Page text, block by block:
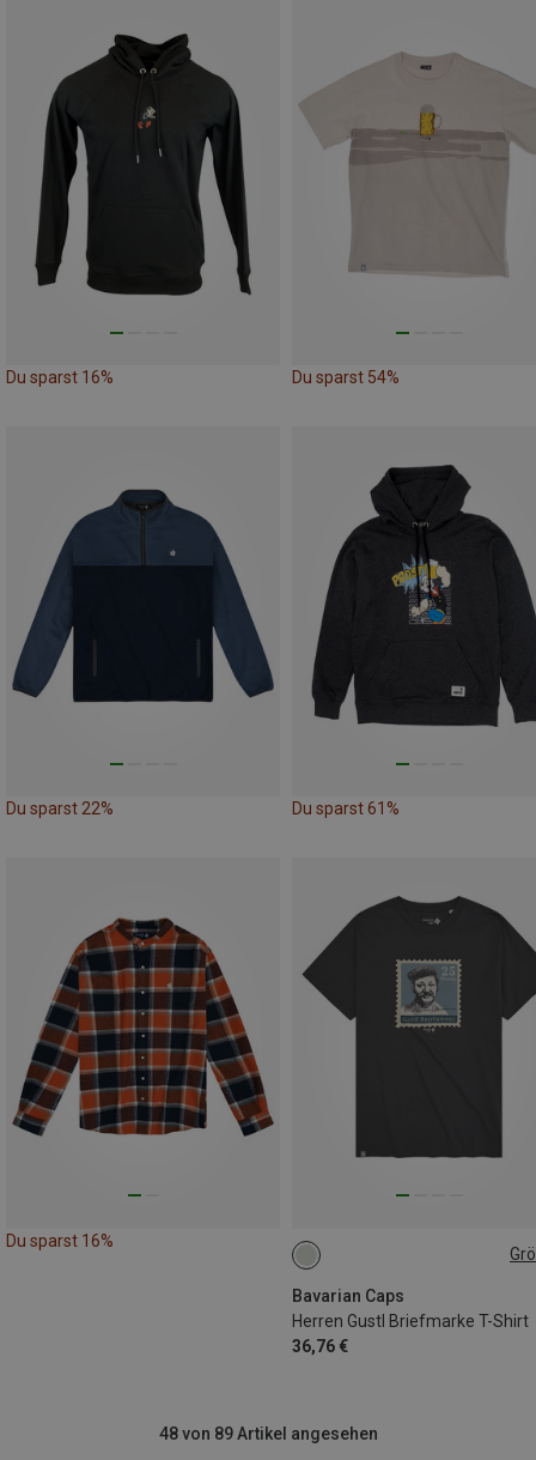
Du sparst 16% Du sparst 54%
Du sparst 22% Du sparst 61%
Du sparst 16%
Bavarian Caps
Herren Gustl Briefmarke T-Shirt
36,76 €
S
3XL
48 von 89 Artikel angesehen